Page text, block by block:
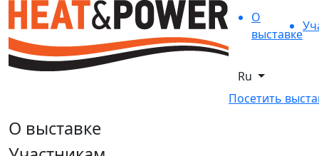
О
выставке
Ru
Посетить
О выставке